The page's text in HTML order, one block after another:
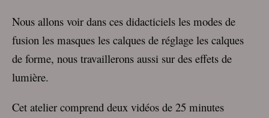
Nous allons voir dans ces didacticiels les modes de
fusion les masques les calques de réglage les calques
de forme, nous travaillerons aussi sur des effets de
lumière.
Cet atelier comprend deux vidéos de 25 minutes